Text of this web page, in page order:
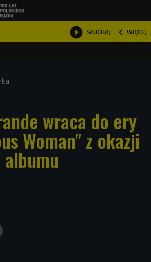
 SŁUCHAJ  WIĘCEJ

wraca do ery
Woman" z okazji